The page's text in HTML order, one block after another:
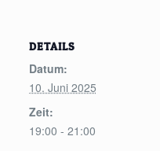
DETAILS
Datum:
10. Juni 2025
Zeit:
19:00 - 21:00